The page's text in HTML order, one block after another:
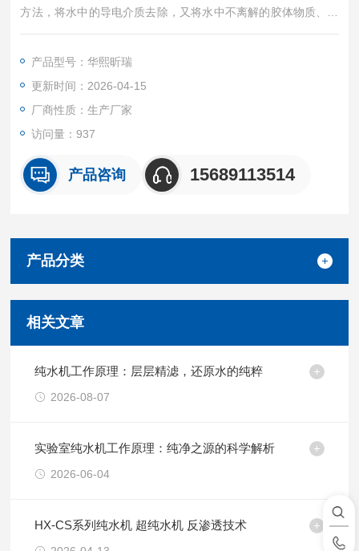
方法，将水中的导电介质去除，又将水中不离解的胶体物质、气
体及有机物均去除至很低程度的水处理设备.广泛应用于医院、高
业、自来水厂、疾控中心、种子监测站、电瓶厂、液晶屏厂、精
密电路厂、无尘品生产等等。 HX-CZ-60BL型超纯水机 寿命时间
长
产品型号：华熙昕瑞
更新时间：2026-04-15
厂商性质：生产厂家
访问量：937
产品咨询 15689113514
产品分类
相关文章
纯水机工作原理：层层精滤，还原水的纯粹
2026-08-07
实验室纯水机工作原理：纯净之源的科学解析
2026-06-04
HX-CS系列纯水机 超纯水机 反渗透技术